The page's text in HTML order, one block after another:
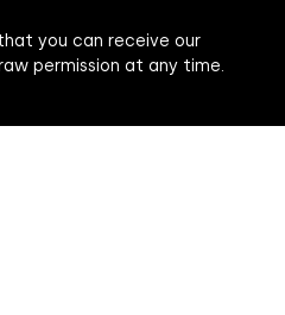
you can receive our
permission at any time.